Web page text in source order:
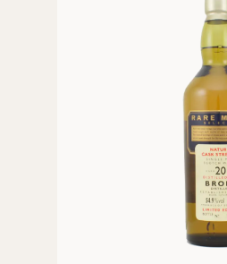
besichtigt. Da Oban
Core-Abfüllungen hat
unabhängigen Abfüllern
sich an dort selbst eine
abzufüllen. Die Frage ist:
eigentlich? Wir schauen
Filled Distillery Exclusive